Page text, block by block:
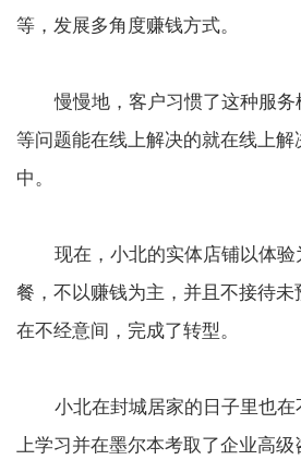
等，发展多角度赚钱方式。
慢慢地，客户习惯了这种服务
等问题能在线上解决的就在线上
中。
现在，小北的实体店铺以体验
餐，不以赚钱为主，并且不接待未
在不经意间，完成了转型。
小北在封城居家的日子里也在
上学习并在墨尔本考取了企业高